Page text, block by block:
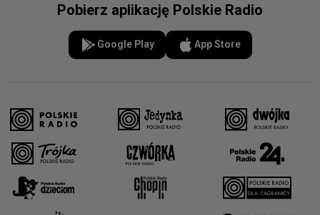
Pobierz aplikację Polskie Radio
Google Play App Store